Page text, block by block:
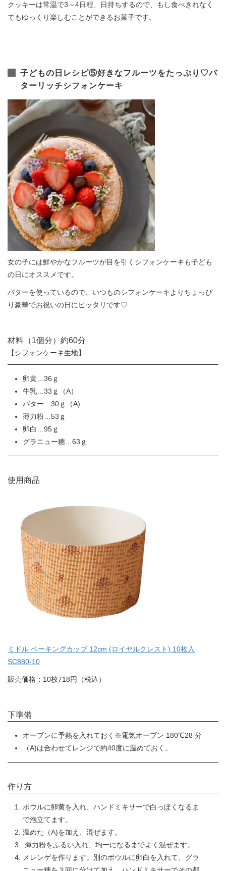
クッキーは常温で3～4日程、日持ちするので、もし食べきれなく
てもゆっくり楽しむことができるお菓子です。
子どもの日レシピ⑤好きなフルーツをたっぷり♡バ
ターリッチシフォンケーキ
女の子には鮮やかなフルーツが目を引くシフォンケーキも子ども
の日にオススメです。
バターを使っているので、いつものシフォンケーキよりちょっぴ
り豪華でお祝いの日にピッタリです♡
材料（1個分）約60分
【シフォンケーキ生地】
卵黄…36ｇ
牛乳…33ｇ（A）
バター…30ｇ（A)
薄力粉…53ｇ
卵白…95ｇ
グラニュー糖…63ｇ
使用商品
ミドル ベーキングカップ 12cm (ロイヤルクレスト) 10枚入
SC880-10
販売価格：10枚718円（税込）
下準備
オーブンに予熱を入れておく※電気オーブン 180℃28 分
（A)は合わせてレンジで約40度に温めておく。
作り方
ボウルに卵黄を入れ、ハンドミキサーで白っぽくなるま
で泡立てます。
温めた（A)を加え、混ぜます。
薄力粉をふるい入れ、均一になるまでよく混ぜます。
メレンゲを作ります。別のボウルに卵白を入れて、グラ